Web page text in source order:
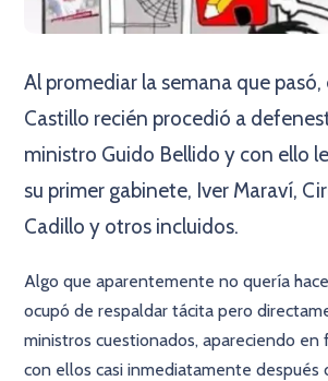
Al promediar la semana que
Castillo recién procedió a
ministro Guido Bellido y con ello
su primer gabinete, Iver Maraví,
Cadillo y otros incluidos.
Algo que aparentemente no quería
ocupó de respaldar tácita pero
ministros cuestionados, apareciendo
con ellos casi inmediatamente después